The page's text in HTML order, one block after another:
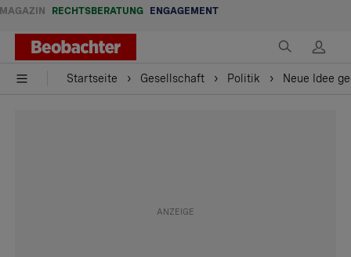
MAGAZIN RECHTSBERATUNG ENGAGEMENT
Startseite Gesellschaft Politik Neue Idee